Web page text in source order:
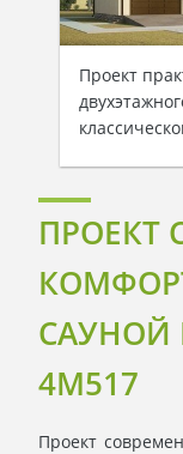
Проект
ПРОЕКТ
САУНОЙ
4M517
Проект